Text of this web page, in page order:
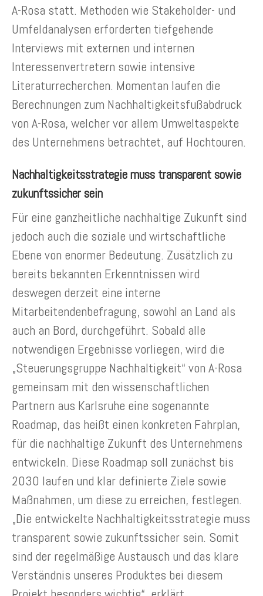
A-Rosa statt. Methoden wie Stakeholder- und
Umfeldanalysen erforderten tiefgehende
Interviews mit externen und internen
Interessenvertretern sowie intensive
Literaturrecherchen. Momentan laufen die
Berechnungen zum Nachhaltigkeitsfußabdruck
von A-Rosa, welcher vor allem Umweltaspekte
des Unternehmens betrachtet, auf Hochtouren.
Nachhaltigkeitsstrategie muss transparent sowie
zukunftssicher sein
Für eine ganzheitliche nachhaltige Zukunft sind
jedoch auch die soziale und wirtschaftliche
Ebene von enormer Bedeutung. Zusätzlich zu
bereits bekannten Erkenntnissen wird
deswegen derzeit eine interne
Mitarbeitendenbefragung, sowohl an Land als
auch an Bord, durchgeführt. Sobald alle
notwendigen Ergebnisse vorliegen, wird die
„Steuerungsgruppe Nachhaltigkeit“ von A-Rosa
gemeinsam mit den wissenschaftlichen
Partnern aus Karlsruhe eine sogenannte
Roadmap, das heißt einen konkreten Fahrplan,
für die nachhaltige Zukunft des Unternehmens
entwickeln. Diese Roadmap soll zunächst bis
2030 laufen und klar definierte Ziele sowie
Maßnahmen, um diese zu erreichen, festlegen.
„Die entwickelte Nachhaltigkeitsstrategie muss
transparent sowie zukunftssicher sein. Somit
sind der regelmäßige Austausch und das klare
Verständnis unseres Produktes bei diesem